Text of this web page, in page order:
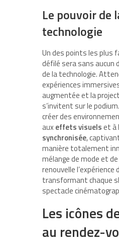
Le pouvoir de
technologie
Un des points les plus
défilé sera sans aucun
de la technologie.
expériences
augmentée et la
s’invitent sur le
créer des
auxeffets visuelset à
synchronisée,
manière totalement
mélange de mode et
renouvelle l’expérience
transformant chaque
spectacle
Les icônes
au rendez-